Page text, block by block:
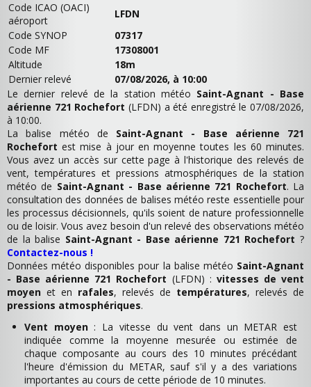
Code ICAO (OACI)
aéroport
LFDN
Code SYNOP
07317
Code MF
17308001
Altitude
18m
Dernier relevé
07/08/2026, à 10:00
Le dernier relevé de la station météo Saint-Agnant - Base
aérienne 721 Rochefort (LFDN) a été enregistré le 07/08/2026,
à 10:00.
La balise météo de Saint-Agnant - Base aérienne 721
Rochefort est mise à jour en moyenne toutes les 60 minutes.
Vous avez un accès sur cette page à l'historique des relevés de
vent, températures et pressions atmosphériques de la station
météo de Saint-Agnant - Base aérienne 721 Rochefort. La
consultation des données de balises météo reste essentielle pour
les processus décisionnels, qu'ils soient de nature professionnelle
ou de loisir. Vous avez besoin d'un relevé des observations météo
de la balise Saint-Agnant - Base aérienne 721 Rochefort ?
Contactez-nous !
Données météo disponibles pour la balise météo Saint-Agnant
- Base aérienne 721 Rochefort (LFDN) : vitesses de vent
moyen et en rafales, relevés de températures, relevés de
pressions atmosphériques.
Vent moyen: La vitesse du vent dans un METAR est
indiquée comme la moyenne mesurée ou estimée de
chaque composante au cours des 10 minutes précédant
l'heure d'émission du METAR, sauf s'il y a des variations
importantes au cours de cette période de 10 minutes.